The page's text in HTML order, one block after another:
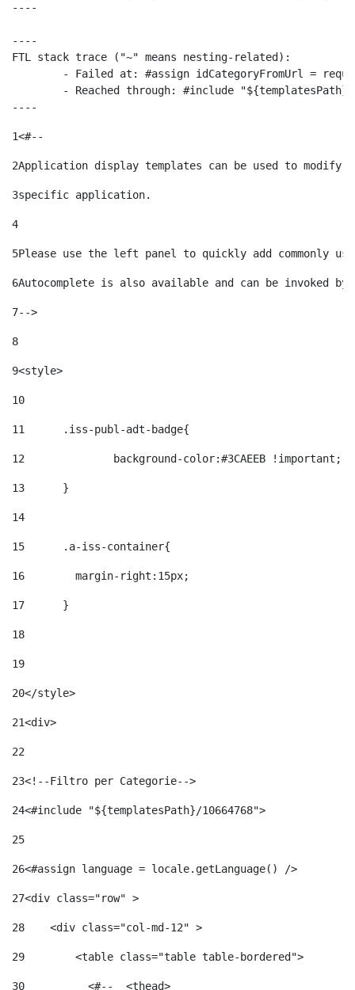
----
----
FTL stack trace ("~" means nesting-related):
----
1<#--
2Application display templates can be used to
3specific application.
4
5Please use the left panel to quickly add commonly
6Autocomplete is also available and can be invoked
7-->
8
9<style>
10
11
	.iss-publ-adt-badge{
12
		background-color:#3CAEEB !important;
13
	}
14
15
	.a-iss-container{
16
	  margin-right:15px;
17
	}
18
19
20</style>
21<div>
22
23<!--Filtro per Categorie-->
24
25
26<#assign language = locale.getLanguage() />
27<div class="row" >
28
    <div class="col-md-12" >
29
        <table class="table table-bordered">
30
          <#--  <thead>